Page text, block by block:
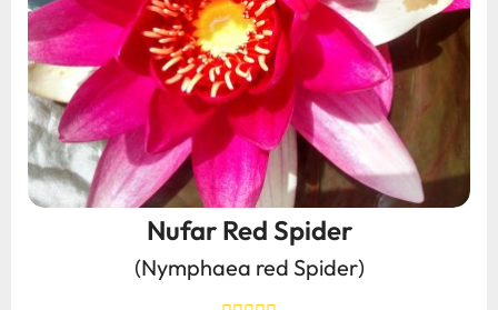
Nufar Red Spider
(Nymphaea red Spider)